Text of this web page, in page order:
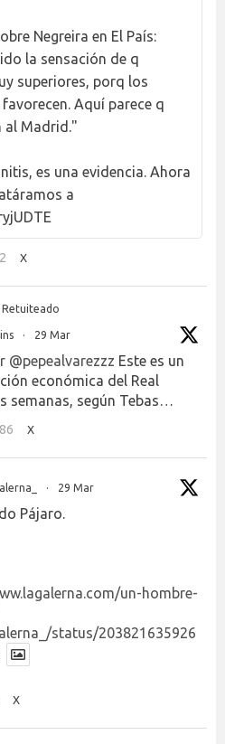
Negreira en El País:
la sensación de q
superiores, porq los
Aquí parece q
al Madrid."
es una evidencia. Ahora
a
X
Retuiteado
· 29 Mar
@pepealvarezzz Este es un
económica del Real
semanas, según Tebas…
X
· 29 Mar
Pájaro.
un-hombre-
status/203821635926
X